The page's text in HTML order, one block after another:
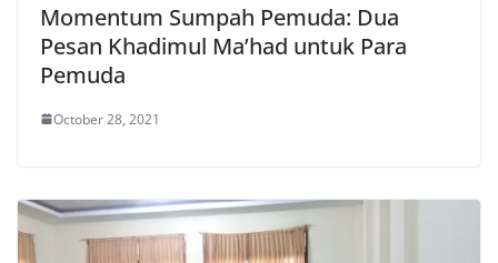
Momentum Sumpah Pemuda: Dua
Pesan Khadimul Ma’had untuk Para
Pemuda
October 28, 2021